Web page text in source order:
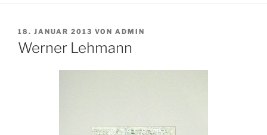
VERÖFFENTLICHT
AM
18. JANUAR 2013 VON ADMIN
Werner Lehmann